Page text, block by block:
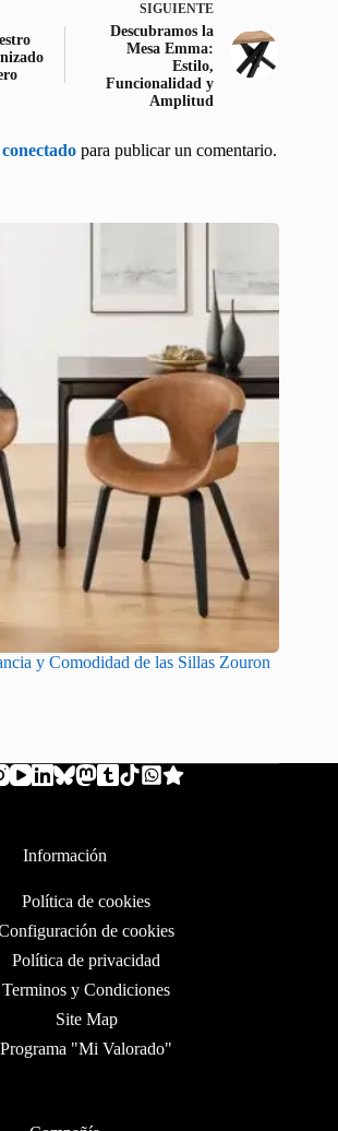
SIGUIENTE
Descubramos la
Mesa Emma:
Estilo,
Funcionalidad y
Amplitud
conectado para publicar un comentario.
y Comodidad de las Sillas Zouron
Información
Política de cookies
de cookies
Política de privacidad
Terminos y Condiciones
Site Map
Programa "Mi Valorado"